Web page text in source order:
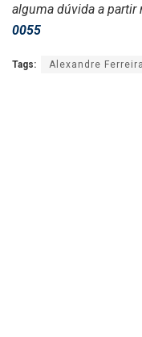
alguma dúvida a partir
0055
Tags: Alexandre Ferreira